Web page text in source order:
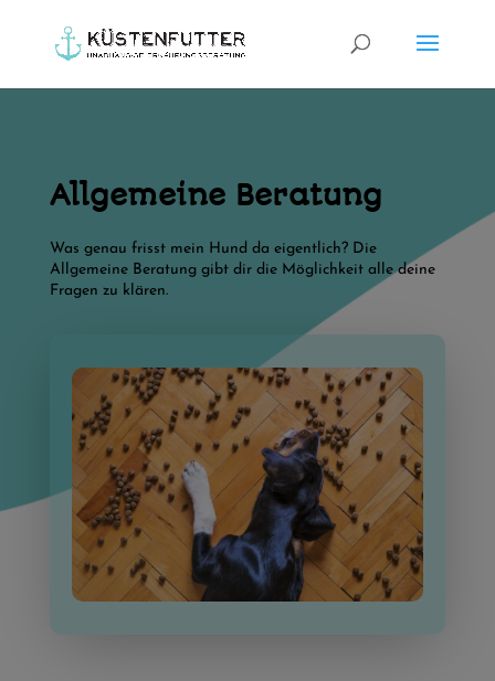
Allgemeine Beratung
Was genau frisst mein Hund da eigentlich? Die
Allgemeine Beratung gibt dir die Möglichkeit alle deine
Fragen zu klären.